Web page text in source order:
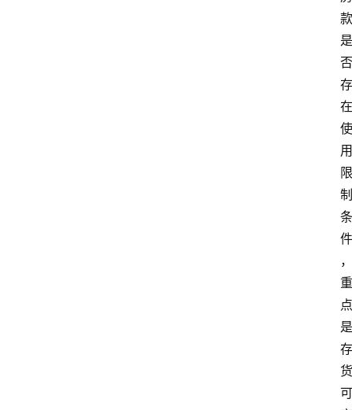
款
是
否
存
在
使
用
限
制
条
件
，
重
点
是
存
货
可